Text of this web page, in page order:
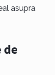
asupra